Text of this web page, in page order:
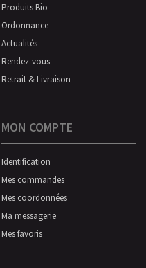
Produits Bio
Ordonnance
Actualités
Rendez-vous
Retrait & Livraison
MON COMPTE
Identification
Mes commandes
Mes coordonnées
Ma messagerie
Mes favoris